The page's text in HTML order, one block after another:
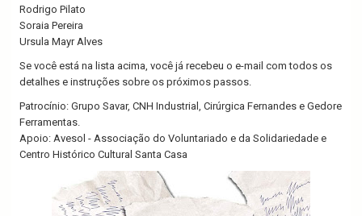
Rodrigo Pilato
Soraia Pereira
Ursula Mayr Alves
Se você está na lista acima, você já recebeu o e-mail com todos os
detalhes e instruções sobre os próximos passos.
Patrocínio: Grupo Savar, CNH Industrial, Cirúrgica Fernandes e Gedore
Ferramentas.
Apoio: Avesol - Associação do Voluntariado e da Solidariedade e
Centro Histórico Cultural Santa Casa